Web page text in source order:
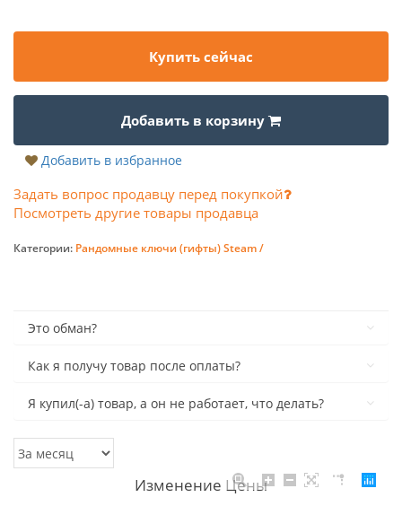
Купить сейчас
Добавить в корзину
Добавить в избранное
Задать вопрос продавцу перед покупкой
Посмотреть другие товары продавца
Категории: Рандомные ключи (гифты) Steam /
Это обман?
Как я получу товар после оплаты?
Я купил(-а) товар, а он не работает, что делать?
Изменение Цены